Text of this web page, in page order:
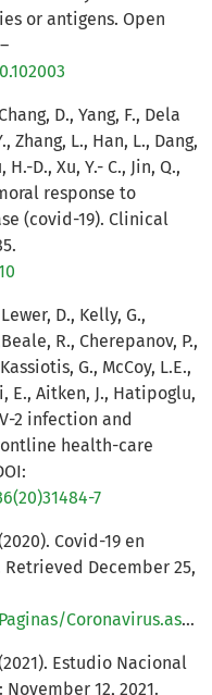
or antigens. Open
D., Yang, F., Dela
Zhang, L., Han, L., Dang,
H.-D., Xu, Y.- C., Jin, Q.,
response to
(covid-19). Clinical
D., Kelly, G.,
R., Cherepanov, P.,
G., McCoy, L.E.,
E., Aitken, J., Hatipoglu,
2 infection and
health-care
7
Covid-19 en
December 25,
Coronavirus.aspx
Estudio Nacional
12, 2021.